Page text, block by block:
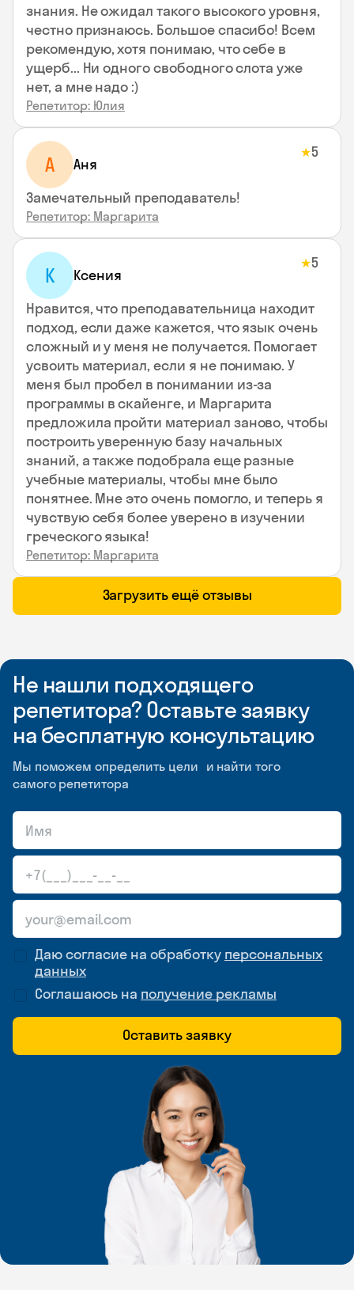
знания. Не ожидал такого высокого уровня,
честно признаюсь. Большое спасибо! Всем
рекомендую, хотя понимаю, что себе в
ущерб... Ни одного свободного слота уже
нет, а мне надо :)
Репетитор: Юлия
А Аня
★5
Замечательный преподаватель!
Репетитор: Маргарита
К Ксения
★5
Нравится, что преподавательница находит
подход, если даже кажется, что язык очень
сложный и у меня не получается. Помогает
усвоить материал, если я не понимаю. У
меня был пробел в понимании из-за
программы в скайенге, и Маргарита
предложила пройти материал заново, чтобы
построить уверенную базу начальных
знаний, а также подобрала еще разные
учебные материалы, чтобы мне было
понятнее. Мне это очень помогло, и теперь я
чувствую себя более уверено в изучении
греческого языка!
Репетитор: Маргарита
Загрузить ещё отзывы
Не нашли подходящего
репетитора? Оставьте заявку
на бесплатную консультацию
Мы поможем определить цели и найти того
самого репетитора
Даю согласие на обработку персональных
данных
Соглашаюсь на получение рекламы
Оставить заявку